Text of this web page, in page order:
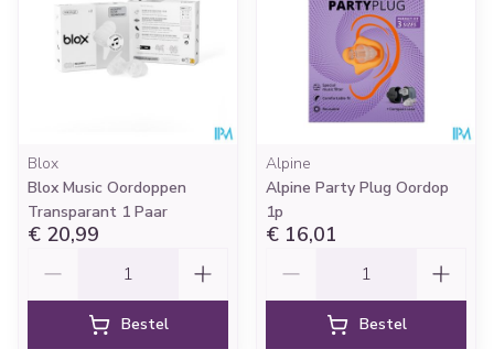
Blox
Blox Music Oordoppen
Transparant 1 Paar
€ 20,99
Bestel
Alpine
Alpine Party Plug Oordop
1p
€ 16,01
Bestel